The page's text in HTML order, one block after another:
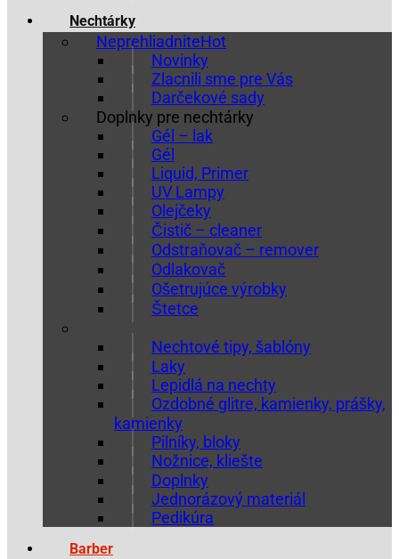
Nechtárky
Neprehliadnite
Novinky
Zlacnili sme pre Vás
Darčekové sady
Doplnky pre nechtárky
Gél – lak
Gél
Liquid, Primer
UV Lampy
Olejčeky
Čistič – cleaner
Odstraňovač – remover
Odlakovač
Ošetrujúce výrobky
Štetce
Nechtové tipy, šablóny
Laky
Lepidlá na nechty
Ozdobné glitre, kamienky, prášky,
kamienky
Pilníky, bloky
Nožnice, kliešte
Doplnky
Jednorázový materiál
Pedikúra
Barber